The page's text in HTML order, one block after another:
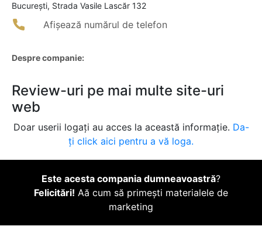
Bucureşti, Strada Vasile Lascăr 132
Afișează numărul de telefon
Despre companie:
Review-uri pe mai multe site-uri
web
Doar userii logați au acces la această informație. Da-
ți click aici pentru a vă loga.
Este acesta compania dumneavoastră?
Felicitări! Aă cum să primești materialele de
marketing